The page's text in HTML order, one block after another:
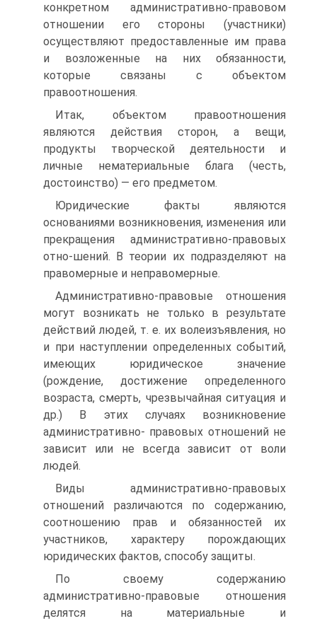
конкретном административно-правовом
отношении его стороны (участники)
осуществляют предоставленные им права
и возложенные на них обязанности,
которые связаны с объектом
правоотношения.
Итак, объектом правоотношения
являются действия сторон, а вещи,
продукты творческой деятельности и
личные нематериальные блага (честь,
достоинство) — его предметом.
Юридические факты являются
основаниями возникновения, изменения или
прекращения административно-правовых
отно-шений. В теории их подразделяют на
правомерные и неправомерные.
Административно-правовые отношения
могут возникать не только в результате
действий людей, т. е. их волеизъявления, но
и при наступлении определенных событий,
имеющих юридическое значение
(рождение, достижение определенного
возраста, смерть, чрезвычайная ситуация и
др.) В этих случаях возникновение
административно- правовых отношений не
зависит или не всегда зависит от воли
людей.
Виды административно-правовых
отношений различаются по содержанию,
соотношению прав и обязанностей их
участников, характеру порождающих
юридических фактов, способу защиты.
По своему содержанию
административно-правовые отношения
делятся на материальные и